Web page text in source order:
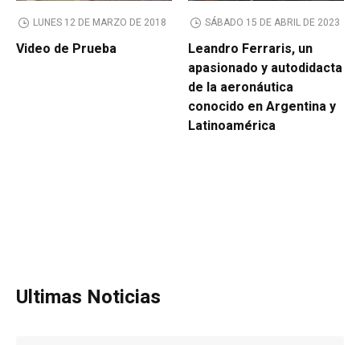
LUNES 12 DE MARZO DE 2018
Video de Prueba
SÁBADO 15 DE ABRIL DE 2023
Leandro Ferraris, un
apasionado y autodidacta
de la aeronáutica
conocido en Argentina y
Latinoamérica
Ultimas Noticias